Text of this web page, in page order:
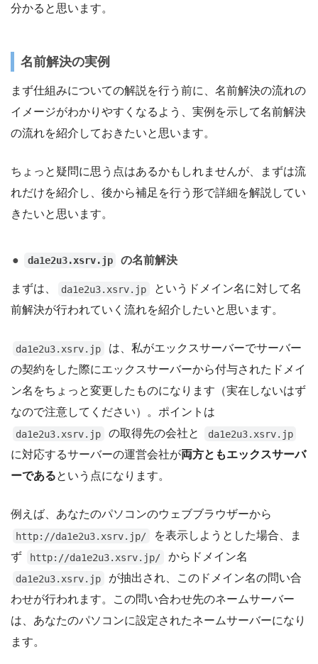
分かると思います。
名前解決の実例
まず仕組みについての解説を行う前に、名前解決の流れの
イメージがわかりやすくなるよう、実例を示して名前解決
の流れを紹介しておきたいと思います。
ちょっと疑問に思う点はあるかもしれませんが、まずは流
れだけを紹介し、後から補足を行う形で詳細を解説してい
きたいと思います。
da1e2u3.xsrv.jp の名前解決
まずは、 da1e2u3.xsrv.jp
というドメイン名に対して名
前解決が行われていく流れを紹介したいと思います。
da1e2u3.xsrv.jp
は、私がエックスサーバーでサーバー
の契約をした際にエックスサーバーから付与されたドメイ
ン名をちょっと変更したものになります（実在しないはず
なので注意してください）。ポイントは
da1e2u3.xsrv.jp の取得先の会社と da1e2u3.xsrv.jp
に対応するサーバーの運営会社が両方ともエックスサーバ
ーであるという点になります。
例えば、あなたのパソコンのウェブブラウザーから
http://da1e2u3.xsrv.jp/
を表示しようとした場合、ま
ず
http://da1e2u3.xsrv.jp/ からドメイン名
da1e2u3.xsrv.jp
が抽出され、このドメイン名の問い合
わせが行われます。この問い合わせ先のネームサーバー
は、あなたのパソコンに設定されたネームサーバーになり
ます。